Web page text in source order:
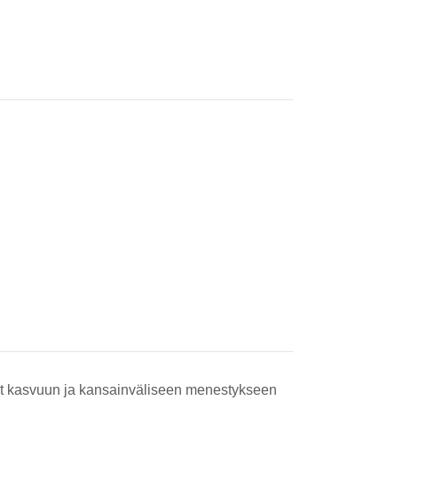
kasvuun ja kansainväliseen menestykseen